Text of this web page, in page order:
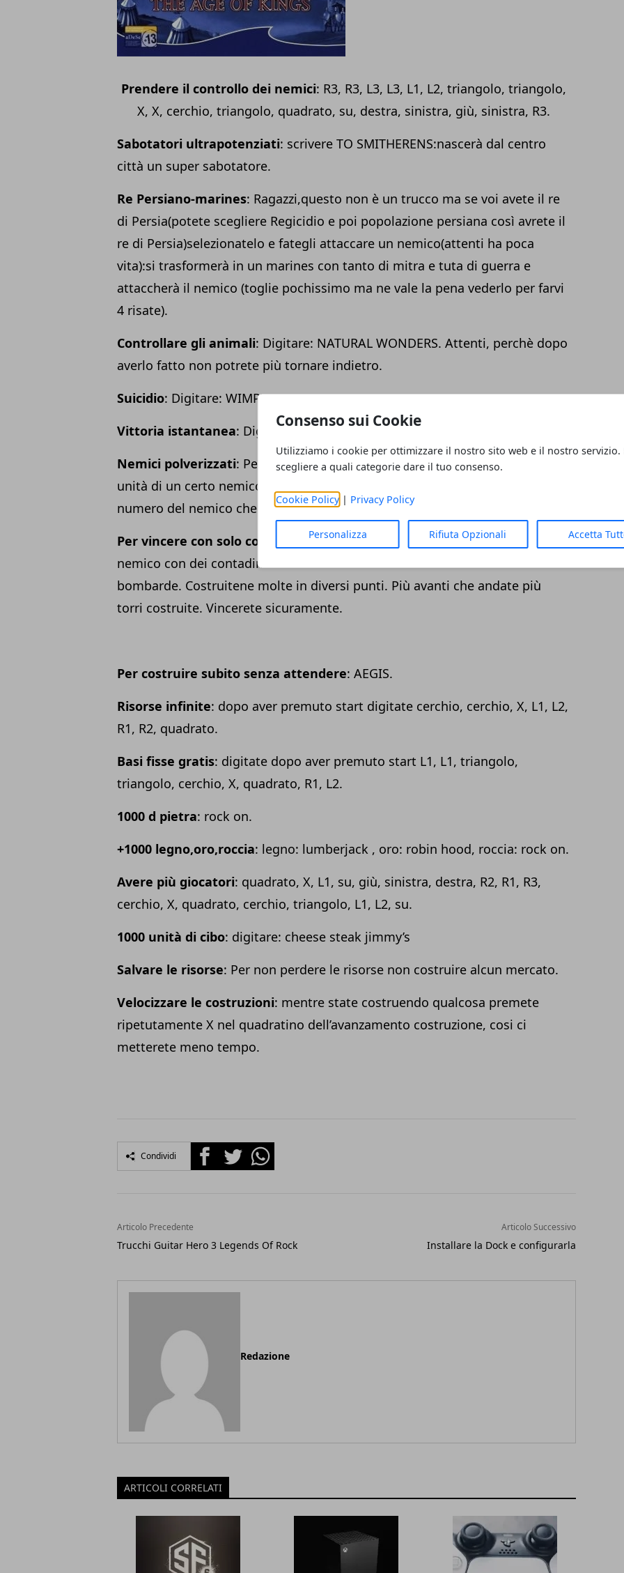
Consenso sui Cookie
Utilizziamo i cookie per ottimizzare il nostro sito web e il nostro servizio.
scegliere a quali categorie dare il tuo consenso.
Cookie Policy| Privacy Policy
Personalizza Rifiuta Opzionali Accetta
Prendere il controllo dei nemici: R3, R3, L3, L3, L1, L2, triangolo, triangolo,
X, X, cerchio, triangolo, quadrato, su, destra, sinistra, giù, sinistra, R3.
Sabotatori ultrapotenziati: scrivere TO SMITHERENS:nascerà dal centro
città un super sabotatore.
Re Persiano-marines: Ragazzi,questo non è un trucco ma se voi avete il re
di Persia(potete scegliere Regicidio e poi popolazione persiana così avrete il
re di Persia)selezionatelo e fategli attaccare un nemico(attenti ha poca
vita):si trasformerà in un marines con tanto di mitra e tuta di guerra e
attaccherà il nemico (toglie pochissimo ma ne vale la pena vederlo per farvi
4 risate).
Controllare gli animali: Digitare: NATURAL WONDERS. Attenti, perchè dopo
averlo fatto non potrete più tornare indietro.
Suicidio: Digitare: WIMPYWIMPYWIMPY.
Vittoria istantanea: Digitate: I WINNER.
Nemici polverizzati: Per distruggere istantaneamente qualunque edificio e
unità di un certo nemico digitate: TORPEDO # dove il cancelletto sta per il
numero del nemico che volete distruggere.
Per vincere con solo contadini e molta roccia
: Entrate nel territorio
nemico con dei contadini e man mano che avanzate costruite torri
bombarde. Costruitene molte in diversi punti. Più avanti che andate più
torri costruite. Vincerete sicuramente.
Per costruire subito senza attendere: AEGIS.
Risorse infinite: dopo aver premuto start digitate cerchio, cerchio, X, L1, L2,
R1, R2, quadrato.
Basi fisse gratis: digitate dopo aver premuto start L1, L1, triangolo,
triangolo, cerchio, X, quadrato, R1, L2.
1000 d pietra: rock on.
+1000 legno,oro,roccia: legno: lumberjack , oro: robin hood, roccia: rock on.
Avere più giocatori: quadrato, X, L1, su, giù, sinistra, destra, R2, R1, R3,
cerchio, X, quadrato, cerchio, triangolo, L1, L2, su.
1000 unità di cibo: digitare: cheese steak jimmy’s
Salvare le risorse: Per non perdere le risorse non costruire alcun mercato.
Velocizzare le costruzioni: mentre state costruendo qualcosa premete
ripetutamente X nel quadratino dell’avanzamento costruzione, cosi ci
metterete meno tempo.
Condividi FacebookTwitterWhatsapp
Articolo Precedente
Trucchi Guitar Hero 3 Legends Of Rock
Articolo Successivo
Installare la Dock e configurarla
Redazione
ARTICOLI CORRELATI